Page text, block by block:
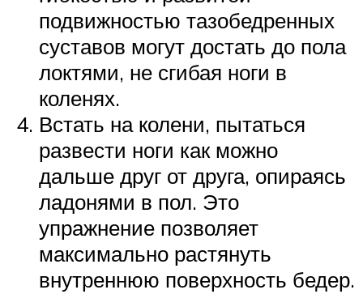
подвижностью тазобедренных
суставов могут достать до пола
локтями, не сгибая ноги в
коленях.
Встать на колени, пытаться
развести ноги как можно
дальше друг от друга, опираясь
ладонями в пол. Это
упражнение позволяет
максимально растянуть
внутреннюю поверхность бедер.